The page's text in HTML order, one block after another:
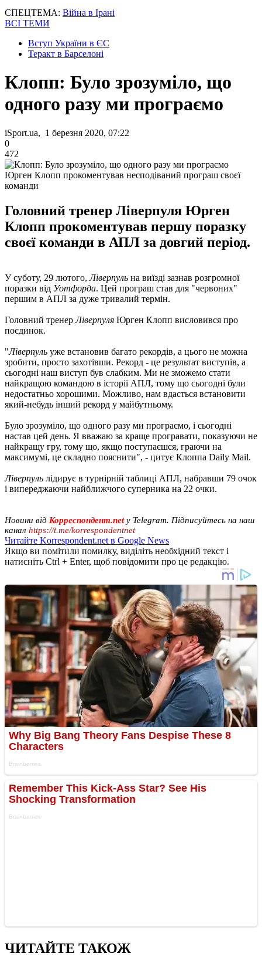
СПЕЦТЕМА: Війна в Ірані
ВСІ ТЕМИ
Вступ України в ЄС
Теракт в Барселоні
Клопп: Було зрозуміло, що
одного разу ми програємо
iSport.ua, 1 березня 2020, 07:22
0
472
Юрген Клопп прокоментував несподіваний програш своєї
команди
Головний тренер Ліверпуля Юрген
Клопп прокоментував першу поразку
своєї команди в АПЛ за довгий період.
У суботу, 29 лютого,Ліверпуль на виїзді зазнав розгромної
поразки від Уотфорда. Цей програш став для "червоних"
першим в АПЛ за дуже тривалий термін.
Головний тренерЛіверпуля Юрген Клопп висловився про
поєдинок.
"Ліверпуль уже встановив багато рекордів, а цього не можна
зробити, просто захотівши. Рекорд - це результат виступів, а
сьогодні наш виступ був слабким. Ми не зможемо стати
найкращою командою в історії АПЛ, тому що сьогодні були
недостатньо хорошими. Можливо, нам вдасться встановити
який-небудь інший рекорд у майбутньому.
Було зрозуміло, що одного разу ми програємо, і сьогодні
настав цей день. Я вважаю за краще програвати, показуючи не
найкращу гру, тому що, якщо поступаєшся, граючи на
максимумі, це складно пояснити", - цитує Клоппа Daily Mail.
Ліверпуль лідирує в турнірній таблиці АПЛ, набравши 79 очок
і випереджаючи найближчого суперника на 22 очки.
Новини від Корреспондент.net у Telegram. Підписуйтесь на наш
канал https://t.me/korrespondentnet
Читайте Korrespondent.net в Google News
Якщо ви помітили помилку, виділіть необхідний текст і
натисніть Ctrl + Enter, щоб повідомити про це редакцію.
ЧИТАЙТЕ ТАКОЖ